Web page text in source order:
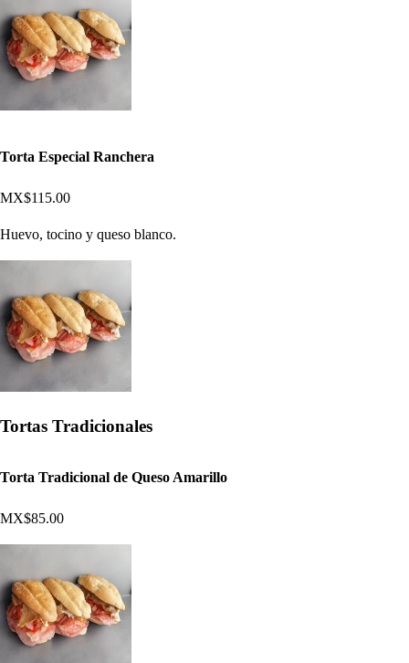
Torta Especial Ranchera
MX$115.00
Huevo, tocino y queso blanco.
Tortas Tradicionales
Torta Tradicional de Queso Amarillo
MX$85.00